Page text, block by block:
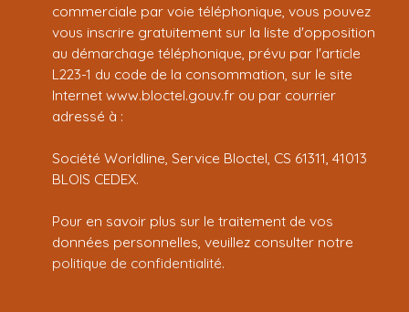
commerciale par voie téléphonique, vous pouvez
vous inscrire gratuitement sur la liste d'opposition
au démarchage téléphonique, prévu par l'article
L223-1 du code de la consommation, sur le site
Internet www.bloctel.gouv.fr ou par courrier
adressé à :
Société Worldline, Service Bloctel, CS 61311, 41013
BLOIS CEDEX.
Pour en savoir plus sur le traitement de vos
données personnelles, veuillez consulter notre
politique de confidentialité.